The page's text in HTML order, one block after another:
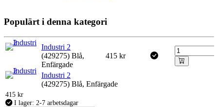
Populärt i denna kategori
Industri 2
(429275) Blå,
Enfärgade
415 kr
Industri 2
(429275) Blå, Enfärgade
415 kr
I lager: 2-7 arbetsdagar